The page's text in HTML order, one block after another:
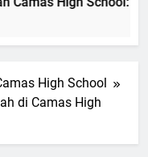
High School
di Camas High